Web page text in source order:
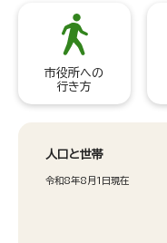
市役所への
行き方
人口と世帯
令和8年8月1日現在